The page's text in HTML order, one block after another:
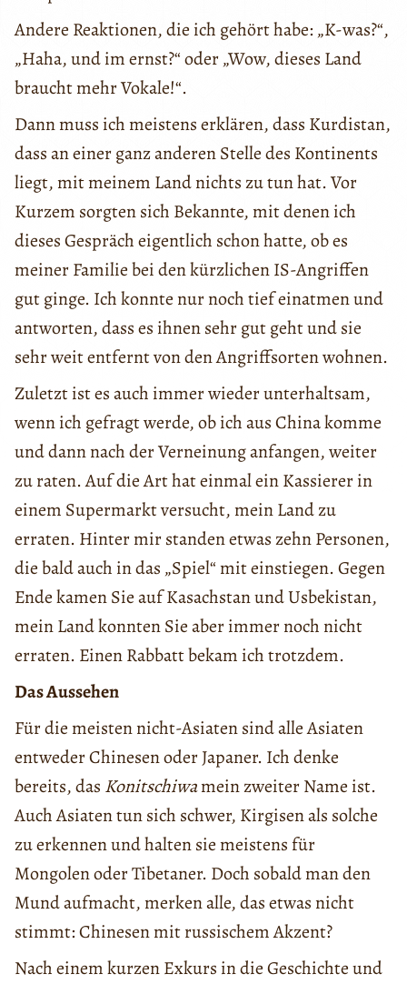
Andere Reaktionen, die ich gehört habe: „K-was?“,
„Haha, und im ernst?“ oder „Wow, dieses Land
braucht mehr Vokale!“.
Dann muss ich meistens erklären, dass Kurdistan,
dass an einer ganz anderen Stelle des Kontinents
liegt, mit meinem Land nichts zu tun hat. Vor
Kurzem sorgten sich Bekannte, mit denen ich
dieses Gespräch eigentlich schon hatte, ob es
meiner Familie bei den kürzlichen IS-Angriffen
gut ginge. Ich konnte nur noch tief einatmen und
antworten, dass es ihnen sehr gut geht und sie
sehr weit entfernt von den Angriffsorten wohnen.
Zuletzt ist es auch immer wieder unterhaltsam,
wenn ich gefragt werde, ob ich aus China komme
und dann nach der Verneinung anfangen, weiter
zu raten. Auf die Art hat einmal ein Kassierer in
einem Supermarkt versucht, mein Land zu
erraten. Hinter mir standen etwas zehn Personen,
die bald auch in das „Spiel“ mit einstiegen. Gegen
Ende kamen Sie auf Kasachstan und Usbekistan,
mein Land konnten Sie aber immer noch nicht
erraten. Einen Rabbatt bekam ich trotzdem.
Das Aussehen
Für die meisten nicht-Asiaten sind alle Asiaten
entweder Chinesen oder Japaner. Ich denke
bereits, das Konitschiwamein zweiter Name ist.
Auch Asiaten tun sich schwer, Kirgisen als solche
zu erkennen und halten sie meistens für
Mongolen oder Tibetaner. Doch sobald man den
Mund aufmacht, merken alle, das etwas nicht
stimmt: Chinesen mit russischem Akzent?
Nach einem kurzen Exkurs in die Geschichte und